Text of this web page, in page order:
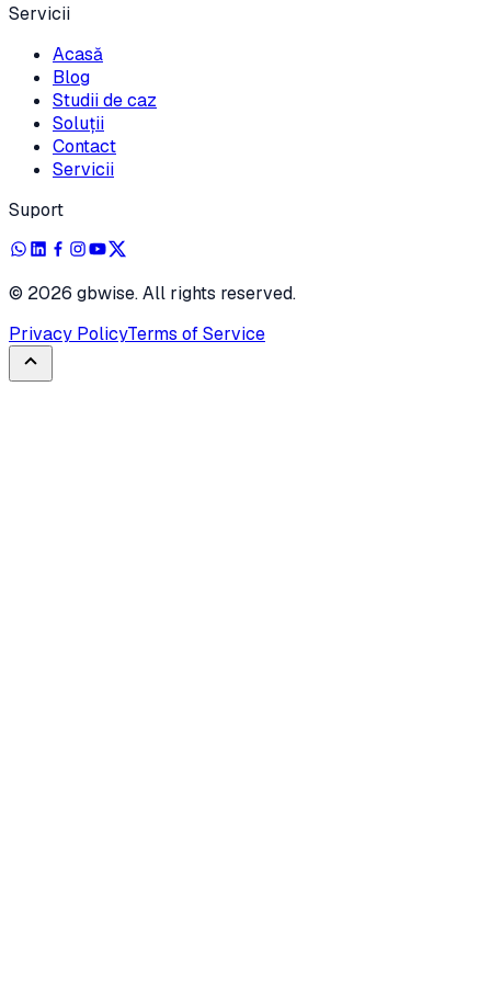
Servicii
Acasă
Blog
Studii de caz
Soluții
Contact
Servicii
Suport
© 2026 gbwise. All rights reserved.
Privacy PolicyTerms of Service